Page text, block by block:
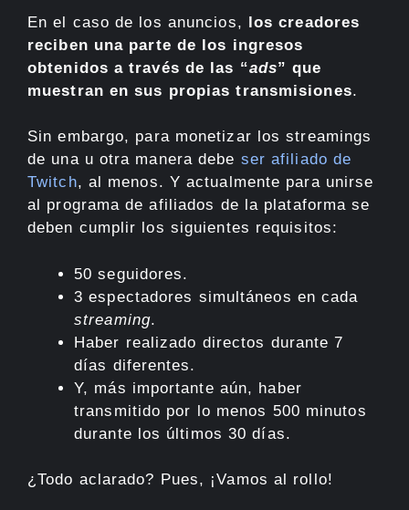
En el caso de los anuncios, los creadores
reciben una parte de los ingresos
obtenidos a través de las “ads” que
muestran en sus propias transmisiones.
Sin embargo, para monetizar los streamings
de una u otra manera debe ser afiliado de
Twitch, al menos. Y actualmente para unirse
al programa de afiliados de la plataforma se
deben cumplir los siguientes requisitos:
50 seguidores.
3 espectadores simultáneos en cada
streaming.
Haber realizado directos durante 7
días diferentes.
Y, más importante aún, haber
transmitido por lo menos 500 minutos
durante los últimos 30 días.
¿Todo aclarado? Pues, ¡Vamos al rollo!